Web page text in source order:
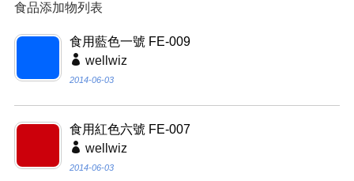
食品添加物列表
食用藍色一號 FE-009
wellwiz
2014-06-03
食用紅色六號 FE-007
wellwiz
2014-06-03